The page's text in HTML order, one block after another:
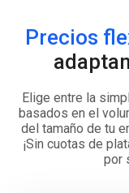
Precios
Elige entre la
basados en el
del tamaño de tu
¡Sin cuotas de
por